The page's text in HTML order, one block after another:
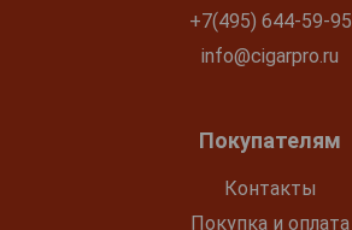
+7(495) 644-59-95
info@cigarpro.ru
Покупателям
Контакты
Покупка и оплата